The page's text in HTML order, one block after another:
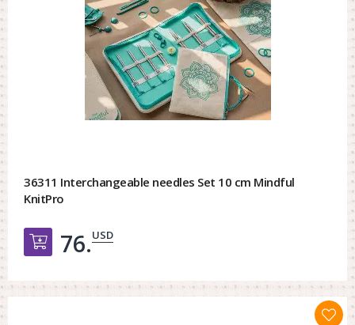
36311 Interchangeable needles Set 10 cm Mindful
KnitPro
Добавить в корзину
76.USD